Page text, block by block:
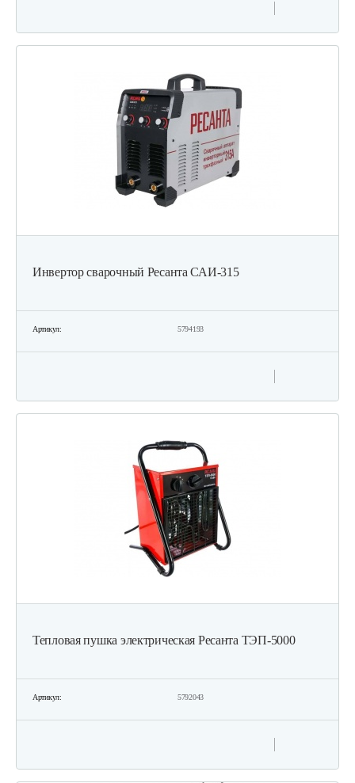
Инвертор сварочный Ресанта САИ-315
Артикул: 5794193
Тепловая пушка электрическая Ресанта ТЭП-5000
Артикул: 5792043